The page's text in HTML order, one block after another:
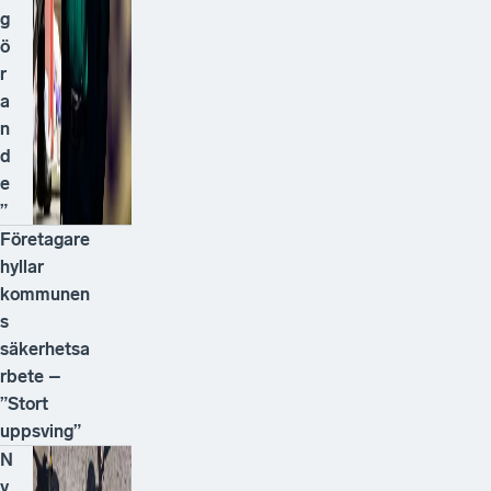
g
ö
r
a
n
d
e
”
Företagare
hyllar
kommunen
s
säkerhetsa
rbete –
”Stort
uppsving”
N
y